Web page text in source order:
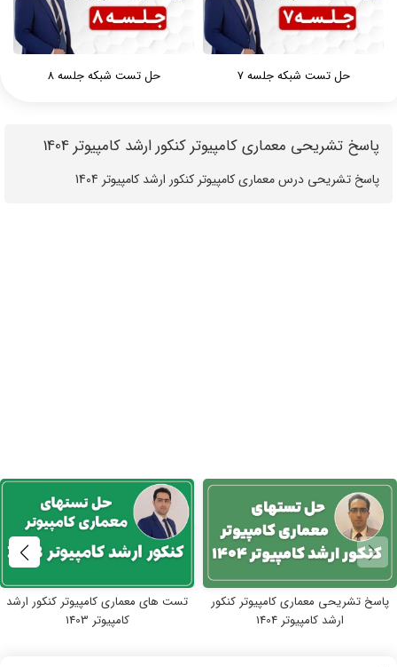
حل تست شبکه جلسه 7 حل تست شبکه جلسه 8
پاسخ تشریحی معماری کامپیوتر کنکور ارشد کامپیوتر 1404
‪‪‪‪‪‪‪‪‪‪‪‪‪‪‪پاسخ تشریحی درس معماری کامپیوتر کنکور ارشد کامپیوتر 1404
پاسخ تشریحی معماری کامپیوتر کنکور
ارشد کامپیوتر 1404
تست های معماری کامپیوتر کنکور ارشد
کامپیوتر 1403